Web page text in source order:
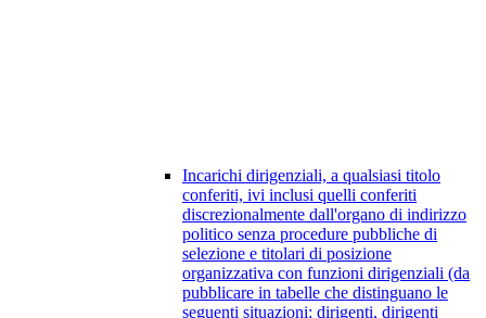
Incarichi dirigenziali, a qualsiasi titolo
conferiti, ivi inclusi quelli conferiti
discrezionalmente dall'organo di indirizzo
politico senza procedure pubbliche di
selezione e titolari di posizione
organizzativa con funzioni dirigenziali (da
pubblicare in tabelle che distinguano le
seguenti situazioni: dirigenti, dirigenti